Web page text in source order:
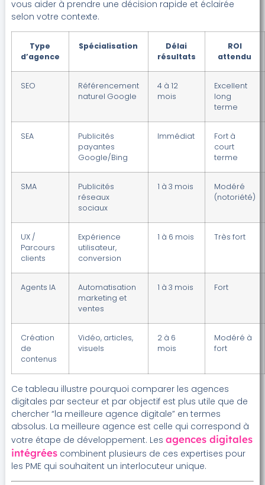
vous aider à prendre une décision rapide et éclairée
selon votre contexte.
Type
d’agence
Spécialisation
Délai
résultats
ROI
attendu
SEO
Référencement
naturel Google
4 à 12
mois
Excellent
long
terme
SEA
Publicités
payantes
Google/Bing
Immédiat
Fort à
court
terme
SMA
Publicités
réseaux
sociaux
1 à 3 mois
Modéré
(notoriété)
UX /
Parcours
clients
Expérience
utilisateur,
conversion
1 à 6 mois Très fort
Agents IA
Automatisation
marketing et
ventes
1 à 3 mois Fort
Création
de
contenus
Vidéo, articles,
visuels
2 à 6
mois
Modéré à
fort
Ce tableau illustre pourquoi comparer les agences
digitales par secteur et par objectif est plus utile que de
chercher “la meilleure agence digitale” en termes
absolus. La meilleure agence est celle qui correspond à
votre étape de développement. Les agences digitales
intégréescombinent plusieurs de ces expertises pour
les PME qui souhaitent un interlocuteur unique.